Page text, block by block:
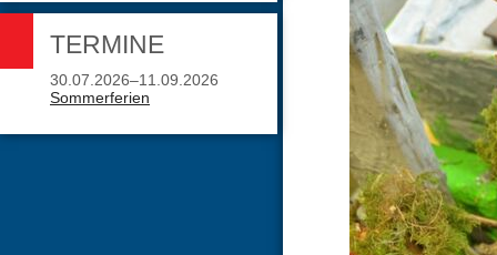
TERMINE
30.07.2026–11.09.2026
Sommerferien